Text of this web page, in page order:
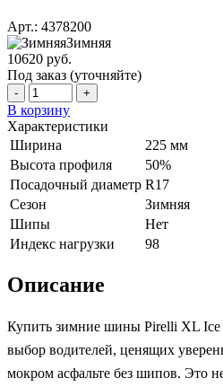
Арт.: 4378200
Зимняя
10620 руб.
Под заказ (уточняйте)
- +
В корзину
Характеристики
Ширина
225 мм
Высота профиля
50%
Посадочный диаметр R17
Сезон
Зимняя
Шипы
Нет
Индекс нагрузки
98
Описание
Купить зимние шины Pirelli XL
выбор водителей, ценящих
мокром асфальте без шипов. Это